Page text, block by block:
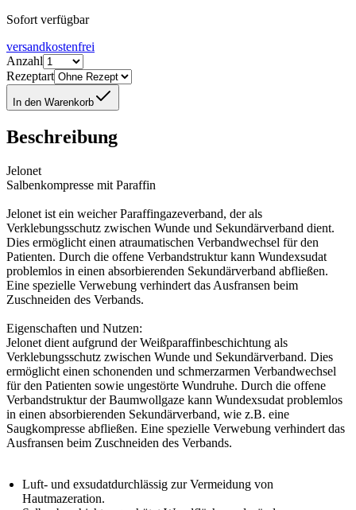
Sofort verfügbar
versandkostenfrei
Anzahl
Rezeptart
In den Warenkorb
Beschreibung
Jelonet
Salbenkompresse mit Paraffin
Jelonet ist ein weicher Paraffingazeverband, der als
Verklebungsschutz zwischen Wunde und Sekundärverband dient.
Dies ermöglicht einen atraumatischen Verbandwechsel für den
Patienten. Durch die offene Verbandstruktur kann Wundexsudat
problemlos in einen absorbierenden Sekundärverband abfließen.
Eine spezielle Verwebung verhindert das Ausfransen beim
Zuschneiden des Verbands.
Eigenschaften und Nutzen:
Jelonet dient aufgrund der Weißparaffinbeschichtung als
Verklebungsschutz zwischen Wunde und Sekundärverband. Dies
ermöglicht einen schonenden und schmerzarmen Verbandwechsel
für den Patienten sowie ungestörte Wundruhe. Durch die offene
Verbandstruktur der Baumwollgaze kann Wundexsudat problemlos
in einen absorbierenden Sekundärverband, wie z.B. eine
Saugkompresse abfließen. Eine spezielle Verwebung verhindert das
Ausfransen beim Zuschneiden des Verbands.
Luft- und exsudatdurchlässig zur Vermeidung von
Hautmazeration.